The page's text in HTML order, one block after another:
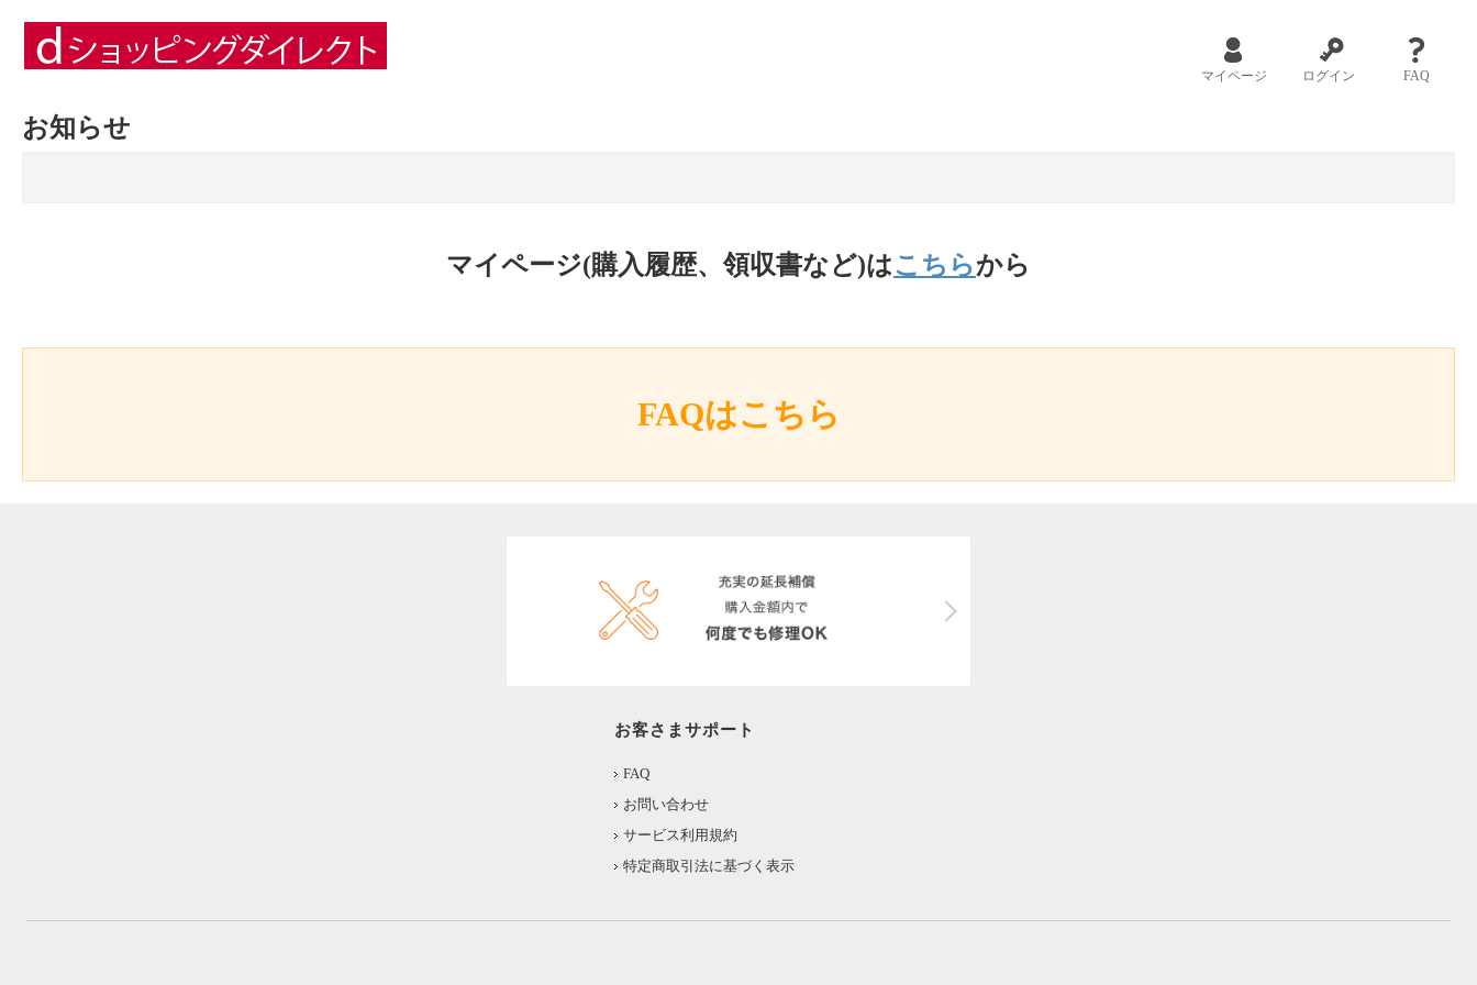
マイページ ログイン FAQ
お知らせ
マイページ(購入履歴、領収書など)はこちらから
FAQはこちら
お客さまサポート
FAQ
お問い合わせ
サービス利用規約
特定商取引法に基づく表示